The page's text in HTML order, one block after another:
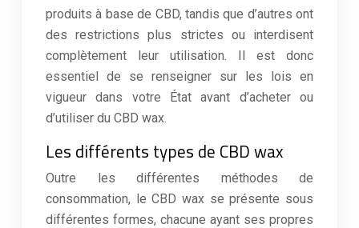
produits à base de CBD, tandis que d’autres ont
des restrictions plus strictes ou interdisent
complètement leur utilisation. Il est donc
essentiel de se renseigner sur les lois en
vigueur dans votre État avant d’acheter ou
d’utiliser du CBD wax.
Les différents types de CBD wax
Outre les différentes méthodes de
consommation, le CBD wax se présente sous
différentes formes, chacune ayant ses propres